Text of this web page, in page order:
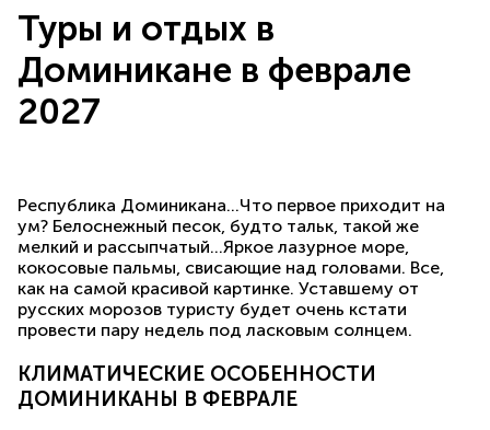
Туры и отдых в
Доминикане в феврале
2027
Республика Доминикана…Что первое приходит на
ум? Белоснежный песок, будто тальк, такой же
мелкий и рассыпчатый…Яркое лазурное море,
кокосовые пальмы, свисающие над головами. Все,
как на самой красивой картинке. Уставшему от
русских морозов туристу будет очень кстати
провести пару недель под ласковым солнцем.
КЛИМАТИЧЕСКИЕ ОСОБЕННОСТИ
ДОМИНИКАНЫ В ФЕВРАЛЕ